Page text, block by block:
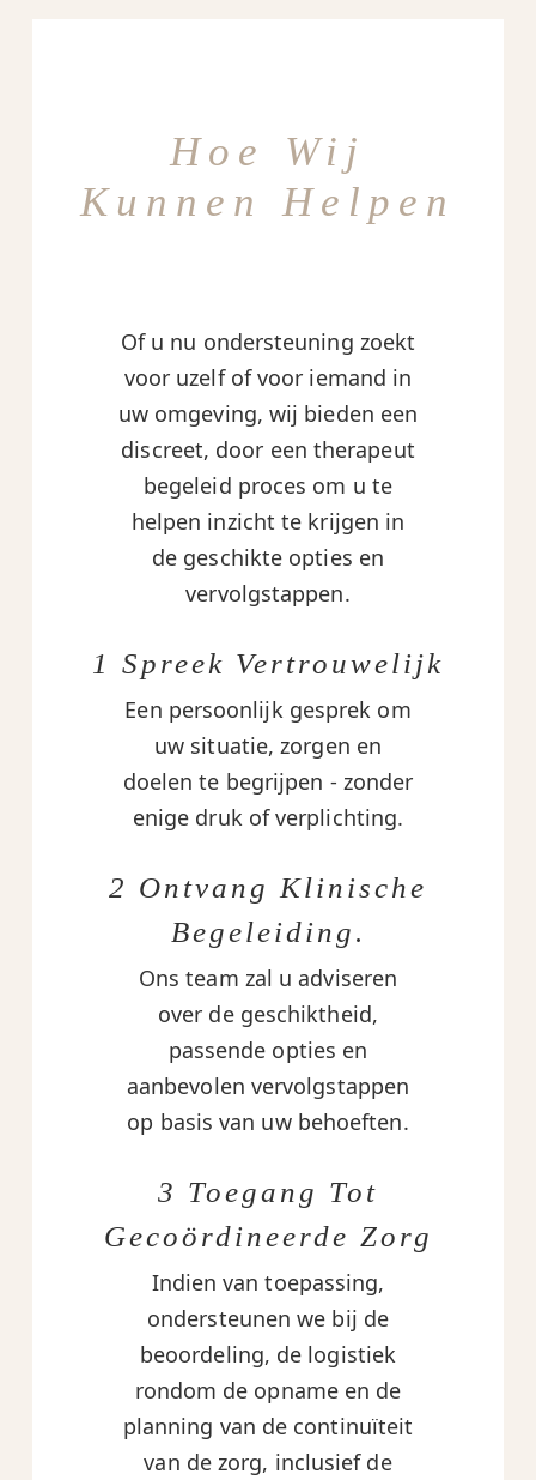
Hoe Wij
Kunnen Helpen
Of u nu ondersteuning zoekt
voor uzelf of voor iemand in
uw omgeving, wij bieden een
discreet, door een therapeut
begeleid proces om u te
helpen inzicht te krijgen in
de geschikte opties en
vervolgstappen.
1 Spreek Vertrouwelijk
Een persoonlijk gesprek om
uw situatie, zorgen en
doelen te begrijpen - zonder
enige druk of verplichting.
2 Ontvang Klinische
Begeleiding.
Ons team zal u adviseren
over de geschiktheid,
passende opties en
aanbevolen vervolgstappen
op basis van uw behoeften.
3 Toegang Tot
Gecoördineerde Zorg
Indien van toepassing,
ondersteunen we bij de
beoordeling, de logistiek
rondom de opname en de
planning van de continuïteit
van de zorg, inclusief de